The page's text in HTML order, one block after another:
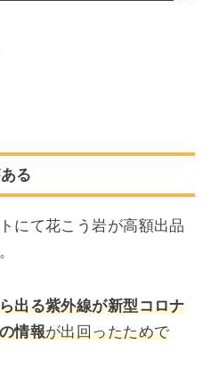
る
にて花こう岩が高額出品
出る紫外線が新型コロナ
情報が出回ったためで